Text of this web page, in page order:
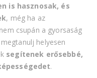
is hasznosak, és
, még ha az
csupán a gyorsaság
helyesen
segítenek erősebbé,
.